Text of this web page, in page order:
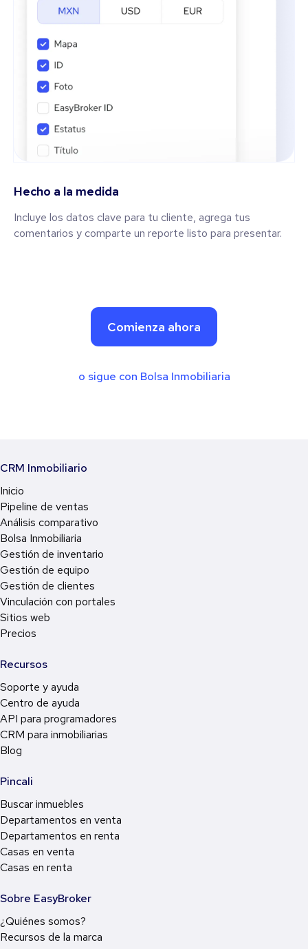
Hecho a la medida
Incluye los datos clave para tu cliente, agrega tus
comentarios y comparte un reporte listo para presentar.
Comienza ahora
o sigue con Bolsa Inmobiliaria
CRM Inmobiliario
Inicio
Pipeline de ventas
Análisis comparativo
Bolsa Inmobiliaria
Gestión de inventario
Gestión de equipo
Gestión de clientes
Vinculación con portales
Sitios web
Precios
Recursos
Soporte y ayuda
Centro de ayuda
API para programadores
CRM para inmobiliarias
Blog
Pincali
Buscar inmuebles
Departamentos en venta
Departamentos en renta
Casas en venta
Casas en renta
Sobre EasyBroker
¿Quiénes somos?
Recursos de la marca